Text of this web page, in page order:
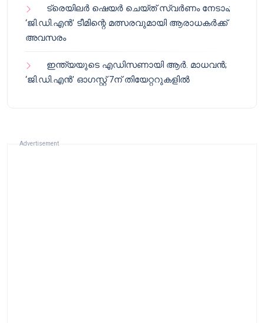
ട്രെയിലർ ഷെയർ ചെയ്‌ത് സ്വർണം നേടാം;
‘ജി.ഡി.എൻ’ ടീമിന്റെ മത്സരവുമായി ആരാധകർക്ക്
അവസരം
ഇന്ത്യയുടെ എഡിസണായി ആർ. മാധവൻ;
‘ജി.ഡി.എൻ’ ഓഗസ്റ്റ് 7ന് തിയേറ്ററുകളിൽ
Advertisement